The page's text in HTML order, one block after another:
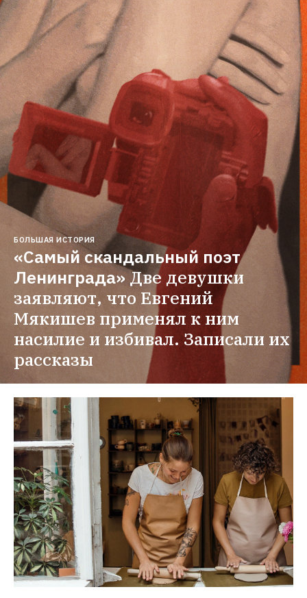
БОЛЬШАЯ ИСТОРИЯ
«Самый скандальный поэт
Ленинграда»Две девушки
заявляют, что Евгений
Мякишев применял к ним
насилие и избивал. Записали их
рассказы